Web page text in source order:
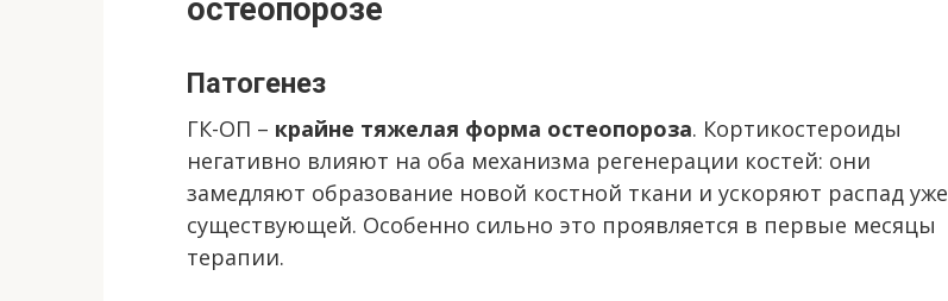
остеопорозе
Патогенез
ГК-ОП – крайне тяжелая форма остеопороза. Кортикостероиды
негативно влияют на оба механизма регенерации костей: они
замедляют образование новой костной ткани и ускоряют распад уже
существующей. Особенно сильно это проявляется в первые месяцы
терапии.